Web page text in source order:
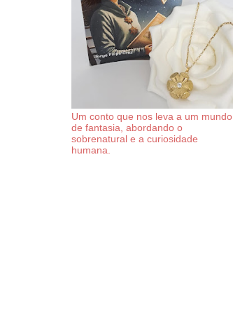
Um conto que nos leva a um mundo
de fantasia, abordando o
sobrenatural e a curiosidade
humana.